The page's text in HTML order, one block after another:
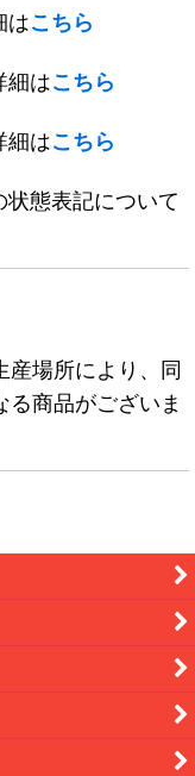
はこちら
細はこちら
細はこちら
態表記について
産場所により、同
商品がございま